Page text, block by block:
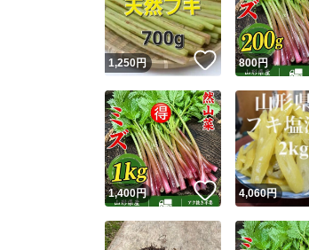
1,250円 いいね！
800円
1,400円 いいね！
4,060円